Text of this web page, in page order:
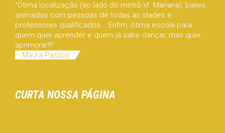
“Ótima localização (ao lado do metrô Vl. Mariana), bailes
animados com pessoas de todas as idades e
professores qualificados... Enfim, ótima escola para
quem quer aprender e quem já sabe dançar, mas quer
aprimorar!!!”
– Maura Passos
CURTA NOSSA PÁGINA